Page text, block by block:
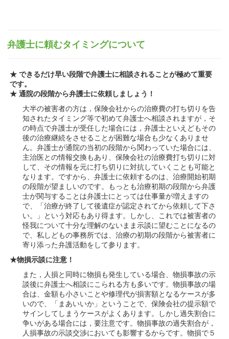
弁護士に頼むタイミングについて
★ できるだけ早い段階で弁護士に相談されることが極めて重要
です。
★ 通院の段階から弁護士に依頼しましょう！
大半の被害者の方は，保険会社からの治療費の打ち切りを告
知されたタイミング等で初めて弁護士へ相談されますが，そ
の時点で弁護士が受任した場合には，弁護士といえどもその
後の治療継続をさせることが困難な場合も少なくありませ
ん。弁護士が通院の当初の段階から関わっていた場合には、
主治医との情報交換もあり、保険会社の治療費打ち切りに対
して、その情報を元に打ち切りに対抗していくことも可能と
なります。ですから、弁護士に依頼するのは、治療開始初期
の段階が望ましいのです。もっとも治療初期の段階から弁護
士が関与することは弁護士にとっては仕事量が増えますの
で、「治療が終了して後遺症が認定されてから依頼して下さ
い。」という対応もあり得ます。しかし、これでは被害者の
怪我について十分な理解のないまま示談に望むことになるの
で、私しどもの事務所では、治療の初期の段階から被害者に
寄り添った弁護活動をして参ります。
★物損示談に注意！
また，人損と同時に物損も発生している場合、物損事故の示
談後に弁護士へ相談にこられる方も多いです。物損事故の場
合は、金額も小さいことや修理代が損害額となるケースが多
いので、「まあいいか」ということで、保険会社の提示額で
サインしてしまうケースがよくあります。しかし過失割合に
争いがある場合には，要注意です。物損事故の過失割合が，
人損事故の示談交渉においても影響するからです。物損で５